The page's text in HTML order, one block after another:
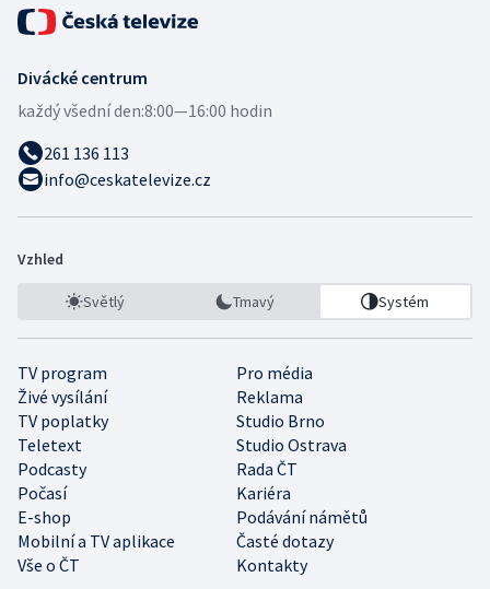
Divácké centrum
každý všední den:8:00—16:00 hodin
261 136 113
info@ceskatelevize.cz
Vzhled
Světlý Tmavý Systém
TV program
Pro média
Živé vysílání
Reklama
TV poplatky
Studio Brno
Teletext
Studio Ostrava
Podcasty
Rada ČT
Počasí
Kariéra
E-shop
Podávání námětů
Mobilní a TV aplikace
Časté dotazy
Vše o ČT
Kontakty